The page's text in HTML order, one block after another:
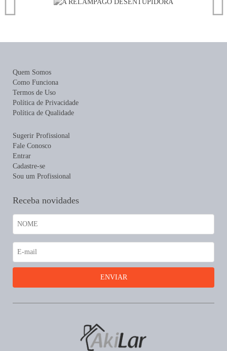
Quem Somos
Como Funciona
Termos de Uso
Política de Privacidade
Política de Qualidade
Sugerir Profissional
Fale Conosco
Entrar
Cadastre-se
Sou um Profissional
Receba novidades